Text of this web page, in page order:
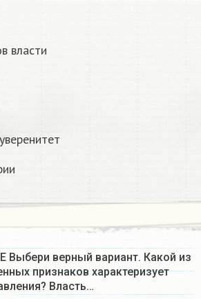
власти
Выбери верный вариант. Какой из
признаков характеризует
Власть…